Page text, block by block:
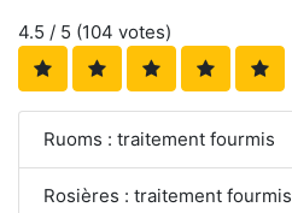
4.5 / 5 (104 votes)
Ruoms : traitement fourmis
Rosières : traitement fourmis